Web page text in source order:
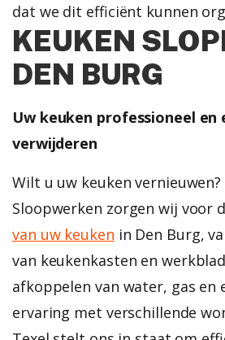
dat we dit efficiënt kunnen
KEUKEN
DEN BURG
Uw keuken professioneel
verwijderen
Wilt u uw keuken
Sloopwerken zorgen wij voor
van uw keuken in Den Burg,
van keukenkasten en
afkoppelen van water, gas en
ervaring met verschillende